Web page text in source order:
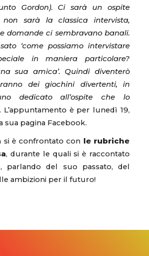
Gordon). Ci sarà un ospite
non sarà la classica intervista,
domande ci sembravano banali.
‘come possiamo intervistare
in maniera particolare?
sua amica’. Quindi diventerò
dei giochini divertenti, in
dedicato all’ospite che lo
. L’appuntamento è per lunedì 19,
sua pagina Facebook.
si è confrontato con le rubriche
, durante le quali si è raccontato
parlando del suo passato, del
ambizioni per il futuro!